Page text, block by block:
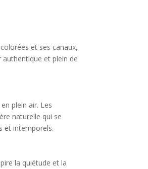
et ses canaux,
et plein de
plein air. Les
naturelle qui se
et intemporels.
la quiétude et la